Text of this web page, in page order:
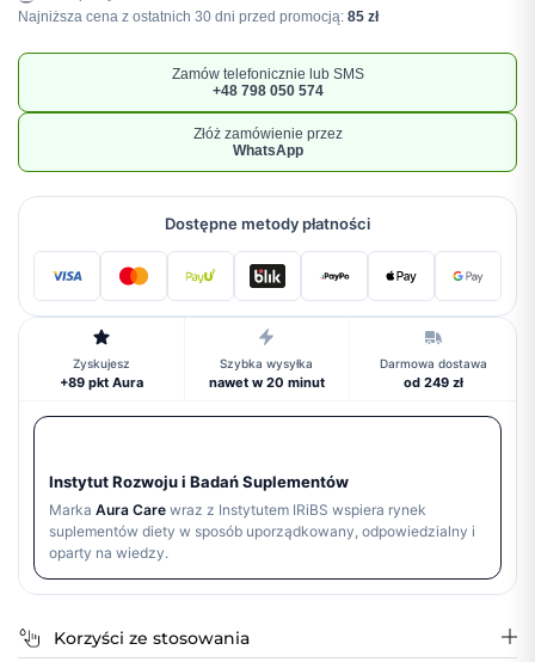
Najniższa cena z ostatnich 30 dni przed promocją: 85 zł
Zamów telefonicznie lub SMS
+48 798 050 574
Złóż zamówienie przez
WhatsApp
Dostępne metody płatności
Zyskujesz
+89 pkt Aura
Szybka wysyłka
nawet w 20 minut
Darmowa dostawa
od 249 zł
Instytut Rozwoju i Badań Suplementów
Marka Aura Care wraz z Instytutem IRiBS wspiera rynek
suplementów diety w sposób uporządkowany, odpowiedzialny i
oparty na wiedzy.
Korzyści ze stosowania